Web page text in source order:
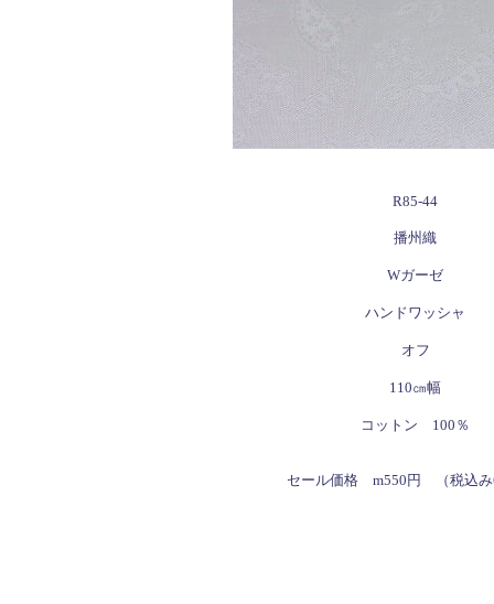
R85-44
播州織
Wガーゼ
ハンドワッシャ
オフ
110㎝幅
コットン 100％
セール価格 m550円 （税込み